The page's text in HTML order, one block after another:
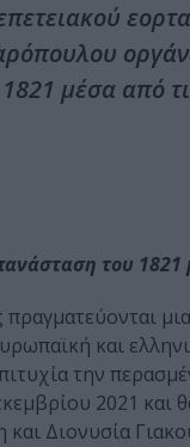
μέσα από
του 1821
πραγματεύονται
και
την
2021 και
Διονυσία